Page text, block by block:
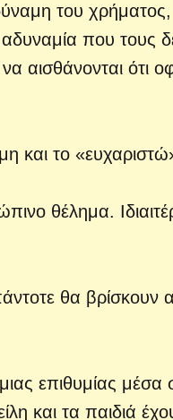
του χρήματος,
που τους
αισθάνονται ότι
και το
θέλημα.
θα
επιθυμίας
και τα παιδιά